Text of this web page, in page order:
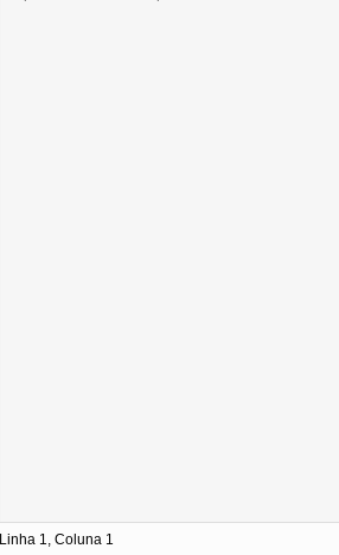
Linha 1, Coluna 1